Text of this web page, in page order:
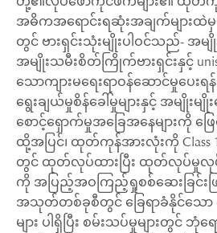
အဓိကအရောင်းရဆုံးအချက်များထဲ
တွင် ဗားရှင်းသုံးမျိုးပါဝင်သည်- အမျို
အမျိုးသမီးစိတ်ကြိုက်ဗားရှင်းနှင့်
သောကျားမရေးရာဝန်ဆောင်မှုပ
ရွေးချယ်မှုစိန်ခေါ်မှုများနှင့် အမျိုးမျို
စောင့်ရှောက်မှုအခြေအနေများကို ဖြ
ထို့အပြင်၊ ထုတ်ကုန်အားလုံးကို Class
တွင် ထုတ်လုပ်ထားပြီး ထုတ်လုပ်မှုလုပ်
ကို အပြည့်အဝကြည့်ရှုစစ်ဆေးခြင်း
အသုတ်တစ်ခုစီတွင် ခြေရာခံနိုင်သော
များ ပါရှိပြီး စမ်းသပ်မှုများတွင် ဘုံရ